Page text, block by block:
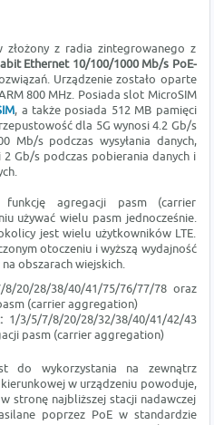
z radia zintegrowanego z
Ethernet 10/100/1000 Mb/s PoE-
Urządzenie zostało oparte
800 MHz. Posiada slot MicroSIM
, a także posiada 512 MB pamięci
dla 5G wynosi 4.2 Gb/s
Mb/s podczas wysyłania danych,
Gb/s podczas pobierania danych i
agregacji pasm (carrier
używać wielu pasm jednocześnie.
jest wielu użytkowników LTE.
otoczeniu i wyższą wydajność
obszarach wiejskich.
8/20/28/38/40/41/75/76/77/78 oraz
(carrier aggregation)
1/3/5/7/8/20/28/32/38/40/41/42/43
pasm (carrier aggregation)
do wykorzystania na zewnątrz
w urządzeniu powoduje,
stronę najbliższej stacji nadawczej
poprzez PoE w standardzie